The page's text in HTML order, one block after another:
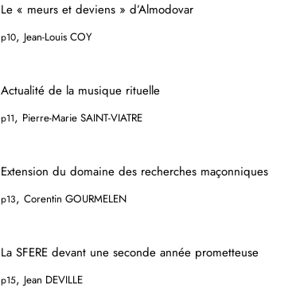
Le « meurs et deviens » d’Almodovar
p10,Jean-Louis COY
Actualité de la musique rituelle
p11, Pierre-Marie SAINT-VIATRE
Extension du domaine des recherches maçonniques
p13, Corentin GOURMELEN
La SFERE devant une seconde année prometteuse
p15,Jean DEVILLE